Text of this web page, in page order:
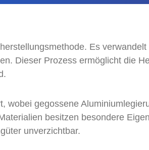
Es
Dieser Prozess ermöglicht die
wobei gegossene
besitzen besondere
unverzichtbar.